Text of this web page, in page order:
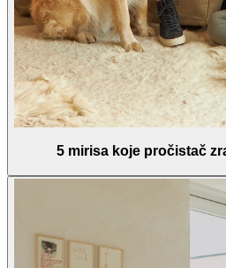
5 mirisa koje pročistač